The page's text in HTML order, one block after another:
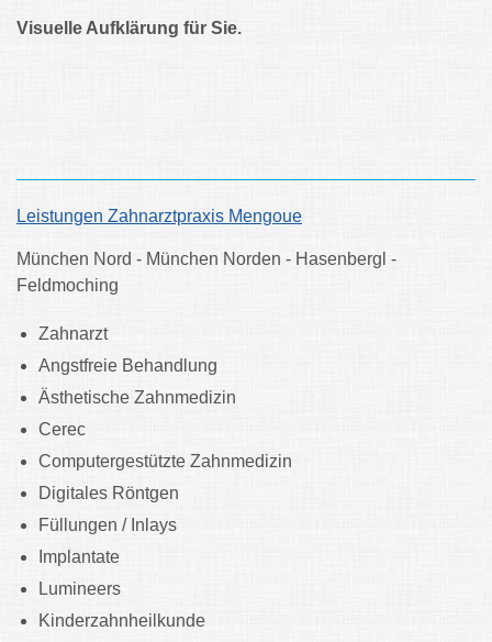
Visuelle Aufklärung für Sie.
Leistungen Zahnarztpraxis Mengoue
München Nord - München Norden - Hasenbergl -
Feldmoching
Zahnarzt
Angstfreie Behandlung
Ästhetische Zahnmedizin
Cerec
Computergestützte Zahnmedizin
Digitales Röntgen
Füllungen / Inlays
Implantate
Lumineers
Kinderzahnheilkunde